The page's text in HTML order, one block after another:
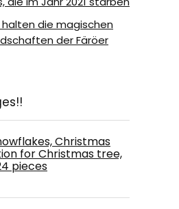
die magischen
der Färöer
Christmas
for Christmas tree,
pieces